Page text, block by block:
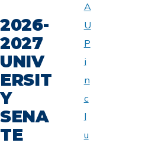
2026-
2027
UNIV
ERSIT
Y
SENA
TE
UNIVERSITY
SENATE
A
U
P
i
n
c
l
u